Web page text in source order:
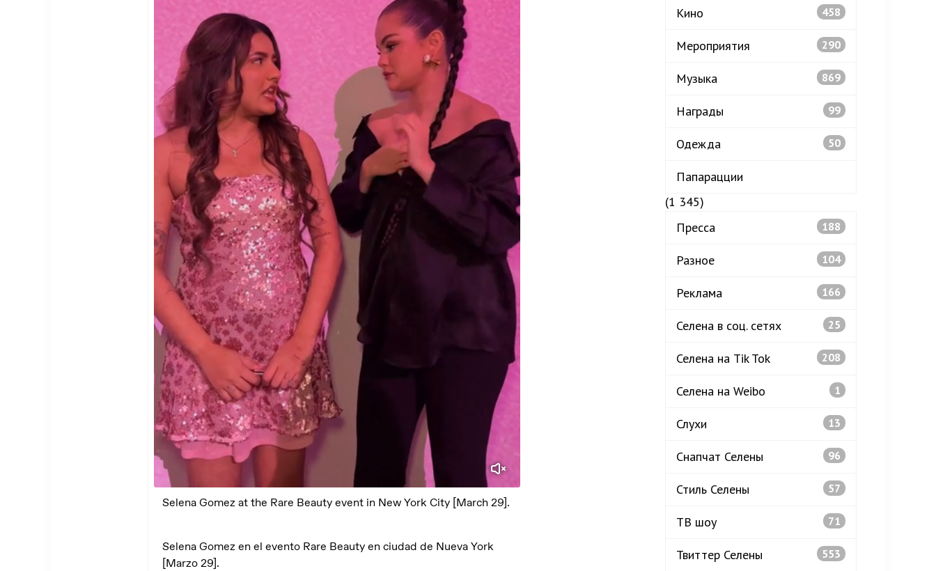
Кино 458
Мероприятия 290
Музыка 869
Награды 99
Одежда 50
Папарацции
(1 345)
Пресса
188
Разное 104
Реклама 166
Селена в соц. сетях 25
Селена на Tik Tok 208
Селена на Weibo 1
Слухи 13
Снапчат Селены 96
Стиль Селены 57
ТВ шоу 71
Твиттер Селены 553